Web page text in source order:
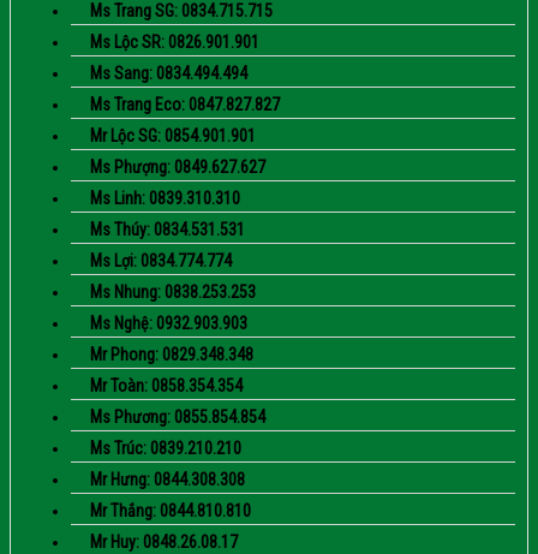
Ms Trang SG: 0834.715.715
Ms Lộc SR: 0826.901.901
Ms Sang: 0834.494.494
Ms Trang Eco: 0847.827.827
Mr Lộc SG: 0854.901.901
Ms Phượng: 0849.627.627
Ms Linh: 0839.310.310
Ms Thúy: 0834.531.531
Ms Lợi: 0834.774.774
Ms Nhung: 0838.253.253
Ms Nghệ: 0932.903.903
Mr Phong: 0829.348.348
Mr Toàn: 0858.354.354
Ms Phương: 0855.854.854
Ms Trúc: 0839.210.210
Mr Hưng: 0844.308.308
Mr Thắng: 0844.810.810
Mr Huy: 0848.26.08.17